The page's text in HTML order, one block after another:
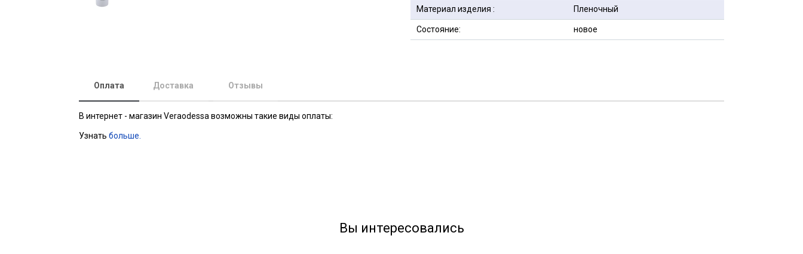
Материал изделия : Пленочный
Состояние: новое
Оплата Доставка Отзывы
В интернет - магазин Veraodessa возможны такие виды оплаты:
Узнать больше.
Вы интересовались